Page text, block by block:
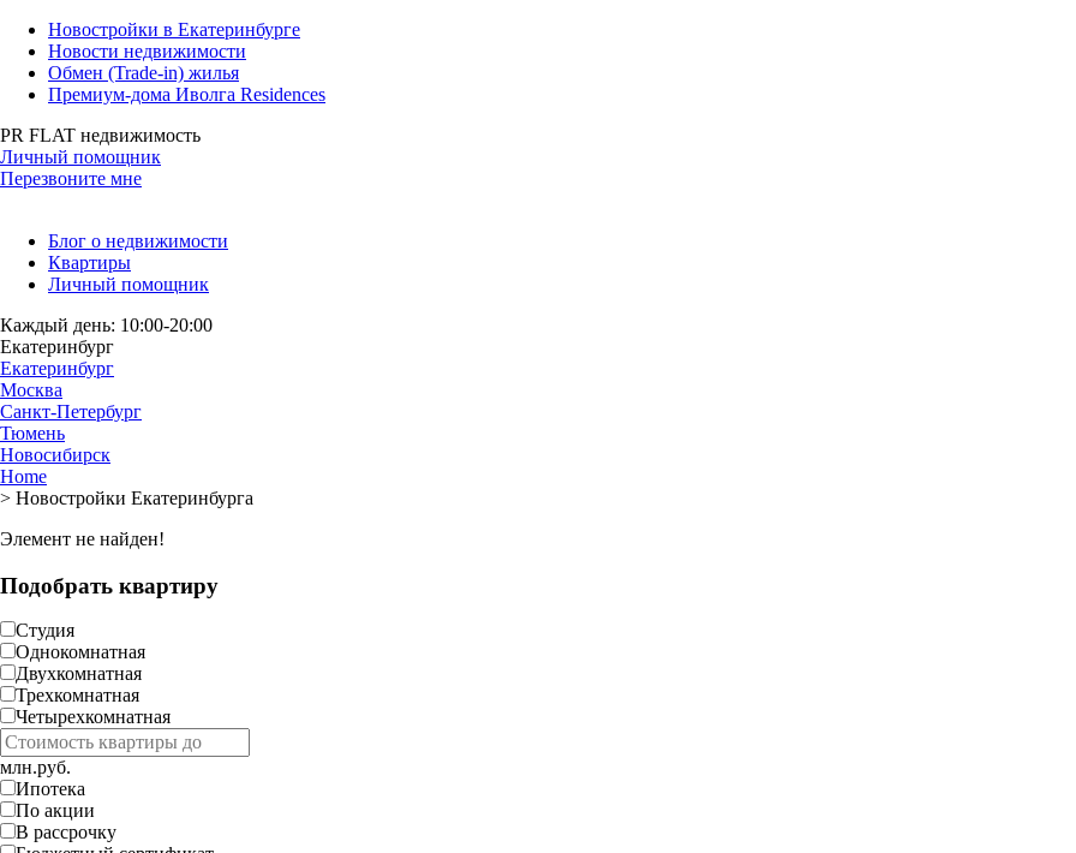
Новостройки в Екатеринбурге
Новости недвижимости
Обмен (Trade-in) жилья
Премиум-дома Иволга Residences
PR FLAT недвижимость
Личный помощник
Перезвоните мне
Блог о недвижимости
Квартиры
Личный помощник
Каждый день: 10:00-20:00
Екатеринбург
Екатеринбург
Москва
Санкт-Петербург
Тюмень
Новосибирск
Home
> Новостройки Екатеринбурга
Элемент не найден!
Подобрать квартиру
Студия
Однокомнатная
Двухкомнатная
Трехкомнатная
Четырехкомнатная
млн.руб.
Ипотека
По акции
В рассрочку